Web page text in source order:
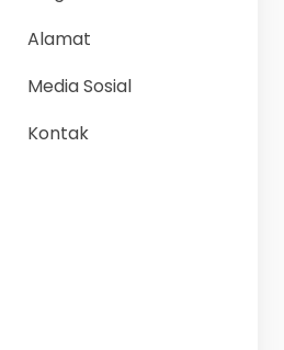
Alamat
Media Sosial
Kontak